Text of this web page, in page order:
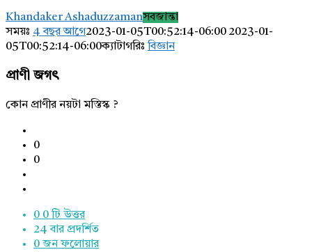
Latest
প্রশ্ন
Khandaker Ashaduzzamanসবজান্তা
সময়ঃ 4 বছর আগে2023-01-05T00:52:14-06:00 2023-01-
05T00:52:14-06:00ক্যাটাগরিঃবিজ্ঞান
প্রাণী জগৎ
কোন প্রাণীর নয়টা মস্তিস্ক ?
0
0
0 0 টি উত্তর
24বার প্রদর্শিত
0 জন ফলোয়ার